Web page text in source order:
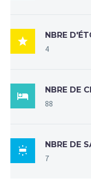

NBRE
4

NBRE DE
88

NBRE DE
7